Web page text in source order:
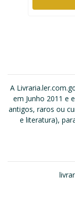
A
em Junho 2011 e
antigos, raros ou
e literatura),